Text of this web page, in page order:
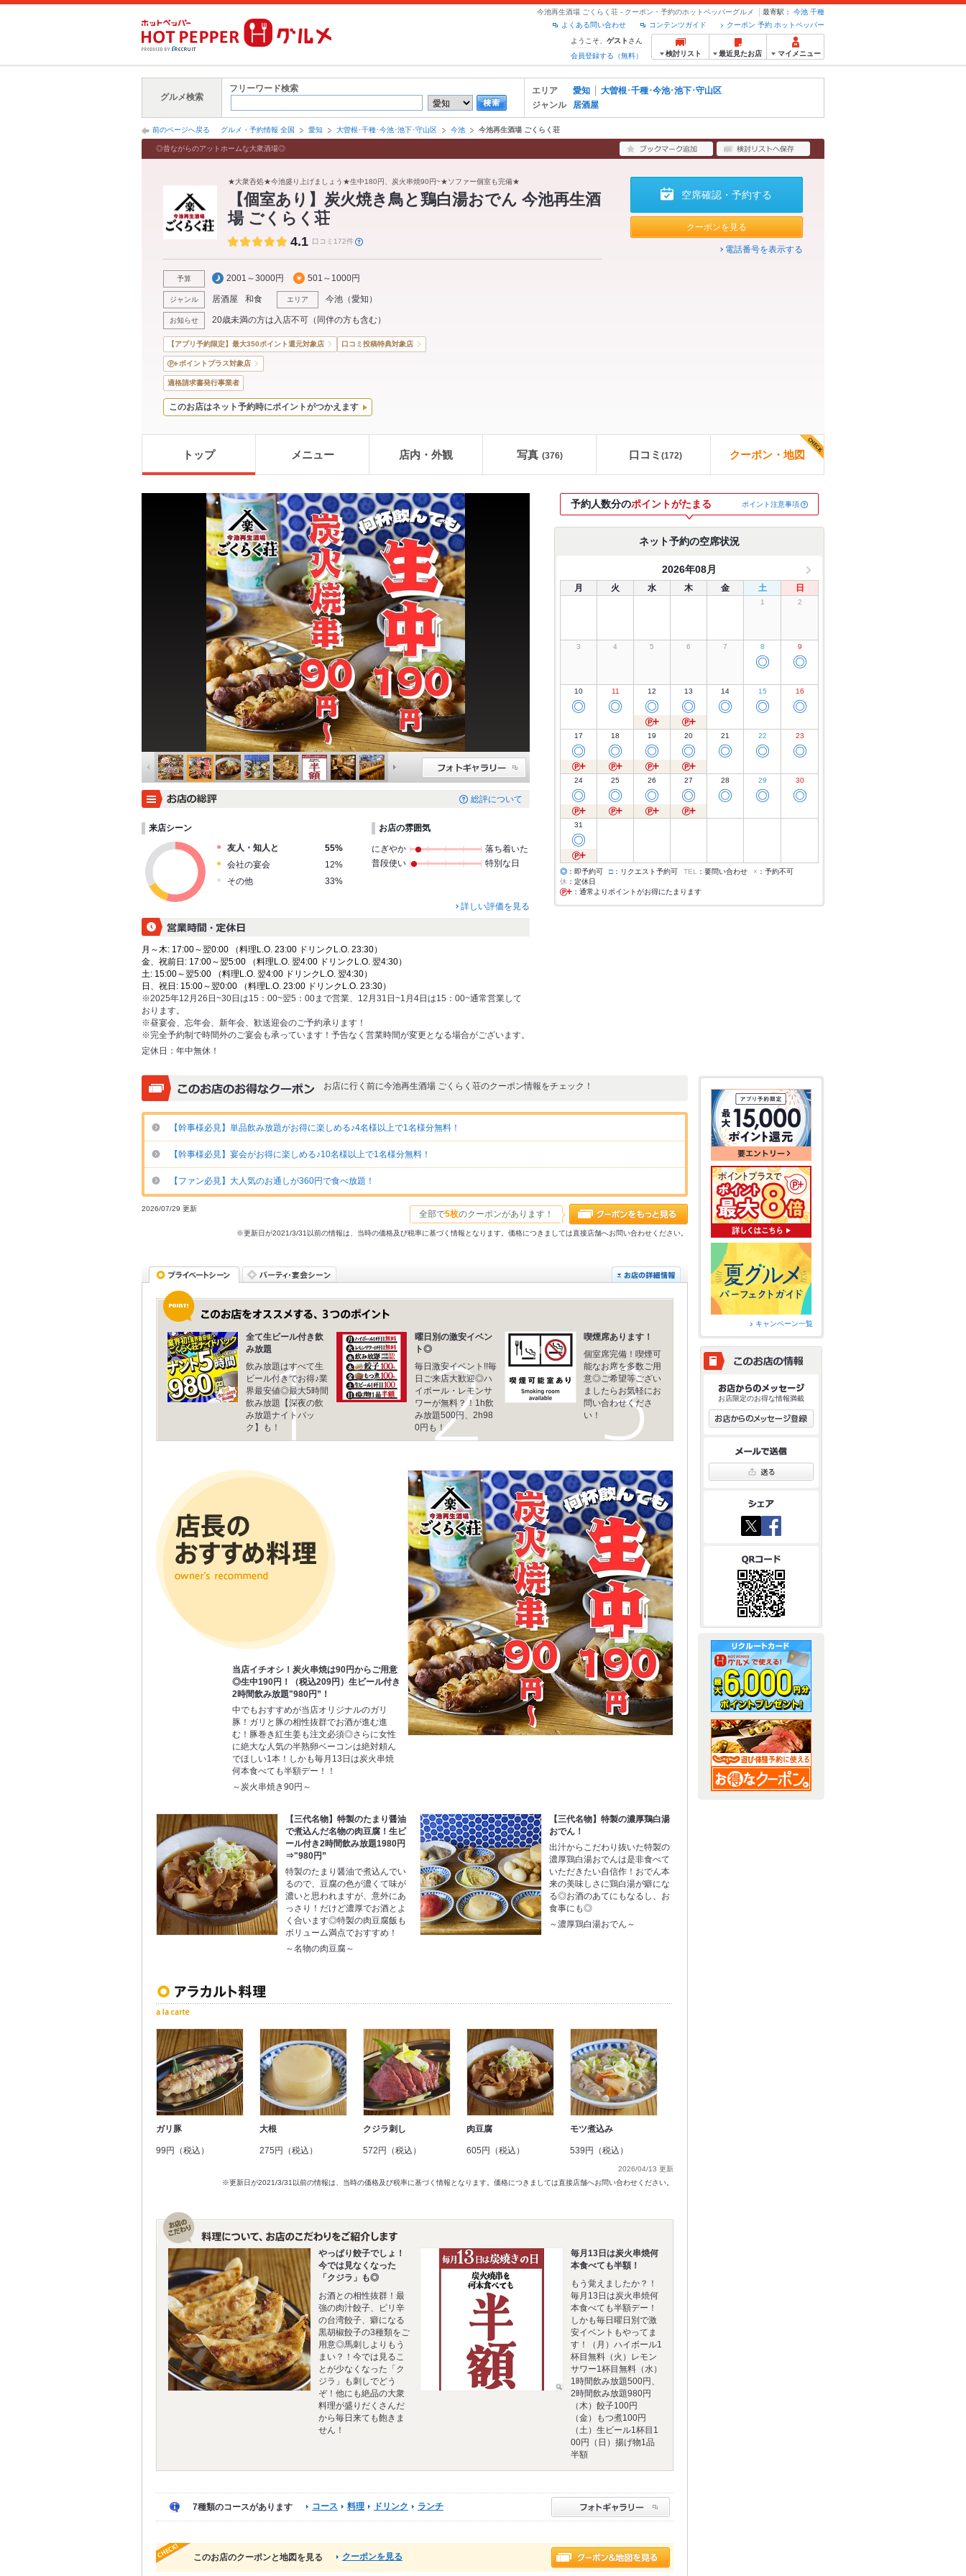
今池再生酒場 ごくらく荘 - クーポン・予約のホットペッパーグルメ 最寄駅： 今池 千種
クーポン 予約 ホットペッパー
コンテンツガイド
よくある問い合わせ
ようこそ、 ゲスト さん
会員登録する（無料）
検討リスト 最近見たお店 マイメニュー
グルメ検索
フリーワード検索 エリア 愛知
大曽根･千種･今池･池下･守山区
ジャンル
居酒屋
前のページへ戻る グルメ・予約情報 全国 愛知 大曽根･千種･今池･池下･守山区 今池 今池再生酒場 ごくらく荘
◎昔ながらのアットホームな大衆酒場◎
★大衆呑処★今池盛り上げましょう★生中180円、炭火串焼90円~★ソファー個室も完備★
【個室あり】炭火焼き鳥と鶏白湯おでん 今池再生酒
場 ごくらく荘
4.1 口コミ172件
予算 2001～3000円 501～1000円
ジャンル 居酒屋 和食 エリア 今池 （愛知 ）
お知らせ 20歳未満の方は入店不可（同伴の方も含む）
空席確認・予約する
クーポンを見る
電話番号を表示する
【アプリ予約限定】最大350ポイント還元対象店 口コミ投稿特典対象店
ポイントプラス対象店
適格請求書発行事業者
このお店はネット予約時にポイントがつかえます
トップ メニュー 店内・外観 写真 (376) 口コミ (172) クーポン・地図
総評について
来店シーン
友人・知人と
55%
会社の宴会
12%
その他
33%
お店の雰囲気
にぎやか
落ち着いた
普段使い
特別な日
詳しい評価を見る
月～木: 17:00～翌0:00 （料理L.O. 23:00 ドリンクL.O. 23:30）
金、祝前日: 17:00～翌5:00 （料理L.O. 翌4:00 ドリンクL.O. 翌4:30）
土: 15:00～翌5:00 （料理L.O. 翌4:00 ドリンクL.O. 翌4:30）
日、祝日: 15:00～翌0:00 （料理L.O. 23:00 ドリンクL.O. 23:30）
※2025年12月26日~30日は15：00~翌5：00まで営業、12月31日~1月4日は15：00~通常営業して
おります。
※昼宴会、忘年会、新年会、歓送迎会のご予約承ります！
※完全予約制で時間外のご宴会も承っています！予告なく営業時間が変更となる場合がございます。
定休日： 年中無休！
予約人数分のポイントがたまる ポイント注意事項
ネット予約の空席状況
2026年08月
月 火 水 木 金 土 日
1 2
3 4 5 6 7 8
◎
9
◎
10
◎
11
◎
12
◎
13
◎
14
◎
15
◎
16
◎
17
◎
18
◎
19
◎
20
◎
21
◎
22
◎
23
◎
24
◎
25
◎
26
◎
27
◎
28
◎
29
◎
30
◎
31
◎
◎ ：即予約可 □ ：リクエスト予約可 TEL ：要問い合わせ × ：予約不可
休 ：定休日
：通常よりポイントがお得にたまります
お店に行く前に今池再生酒場 ごくらく荘のクーポン情報をチェック！
【幹事様必見】単品飲み放題がお得に楽しめる♪4名様以上で1名様分無料！
【幹事様必見】宴会がお得に楽しめる♪10名様以上で1名様分無料！
【ファン必見】大人気のお通しが360円で食べ放題！
全部で5枚のクーポンがあります！
2026/07/29 更新
※更新日が2021/3/31以前の情報は、当時の価格及び税率に基づく情報となります。価格につきましては直接店舗へお問い合わせください。
全て生ビール付き飲
み放題
飲み放題はすべて生
ビール付きでお得♪業
界最安値◎最大5時間
飲み放題【深夜の飲
み放題ナイトパッ
ク】も！
曜日別の激安イベン
ト◎
毎日激安イベント!!毎
日ご来店大歓迎◎ハ
イボール・レモンサ
ワーが無料？！1h飲
み放題500円、2h98
0円も！
喫煙席あります！
個室席完備！喫煙可
能なお席を多数ご用
意◎ご希望等ござい
ましたらお気軽にお
問い合わせくださ
い！
当店イチオシ！炭火串焼は90円からご用意
◎生中190円！（税込209円）生ビール付き
2時間飲み放題"980円”！
中でもおすすめが当店オリジナルのガリ
豚！ガリと豚の相性抜群でお酒が進む進
む！豚巻き紅生姜も注文必須◎さらに女性
に絶大な人気の半熟卵ベーコンは絶対頼ん
でほしい1本！しかも毎月13日は炭火串焼
何本食べても半額デー！！
～炭火串焼き90円～
【三代名物】特製のたまり醤油
で煮込んだ名物の肉豆腐！生ビ
ール付き2時間飲み放題1980円
⇒"980円”
特製のたまり醤油で煮込んでい
るので、豆腐の色が濃くて味が
濃いと思われますが、意外にあ
っさり！だけど濃厚でお酒とよ
く合います◎特製の肉豆腐飯も
ボリューム満点でおすすめ！
～名物の肉豆腐～
【三代名物】特製の濃厚鶏白湯
おでん！
出汁からこだわり抜いた特製の
濃厚鶏白湯おでんは是非食べて
いただきたい自信作！おでん本
来の美味しさに鶏白湯が癖にな
る◎お酒のあてにもなるし、お
食事にも◎
～濃厚鶏白湯おでん～
ガリ豚
99円（税込）
大根
275円（税込）
クジラ刺し
572円（税込）
肉豆腐
605円（税込）
モツ煮込み
539円（税込）
2026/04/13 更新
※更新日が2021/3/31以前の情報は、当時の価格及び税率に基づく情報となります。価格につきましては直接店舗へお問い合わせください。
やっぱり餃子でしょ！
今では見なくなった
「クジラ」も◎
お酒との相性抜群！最
強の肉汁餃子、ピリ辛
の台湾餃子、癖になる
黒胡椒餃子の3種類をご
用意◎馬刺しよりもう
まい？！今では見るこ
とが少なくなった「ク
ジラ」も刺しでどう
ぞ！他にも絶品の大衆
料理が盛りだくさんだ
から毎日来ても飽きま
せん！
毎月13日は炭火串焼何
本食べても半額！
もう覚えましたか？！
毎月13日は炭火串焼何
本食べても半額デー！
しかも毎日曜日別で激
安イベントもやってま
す！（月）ハイボール1
杯目無料（火）レモン
サワー1杯目無料（水）
1時間飲み放題500円、
2時間飲み放題980円
（木）餃子100円
（金）もつ煮100円
（土）生ビール1杯目1
00円（日）揚げ物1品
半額
7種類のコースがあります コース 料理 ドリンク ランチ
このお店のクーポンと地図を見る クーポンを見る
キャンペーン一覧
お店限定のお得な情報満載